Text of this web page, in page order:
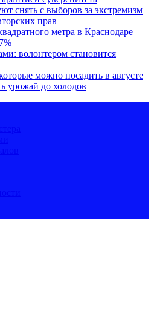
снять с выборов за экстремизм
прав
метра в Краснодаре
волонтером становится
можно посадить в августе
урожай до холодов